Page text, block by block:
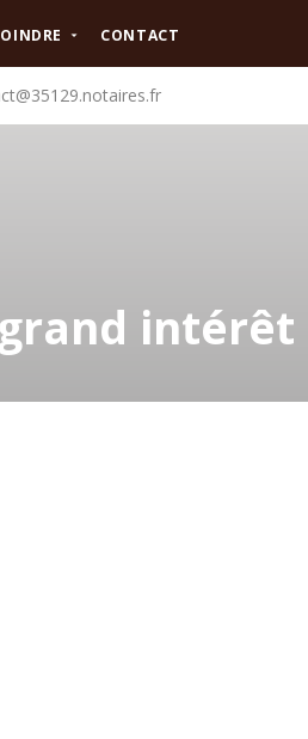
CONTACT
intérêt